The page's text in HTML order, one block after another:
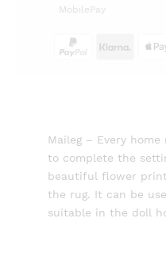
MobilePay
Maileg – Every
to complete the
beautiful flower
the rug. It can be
suitable in the doll